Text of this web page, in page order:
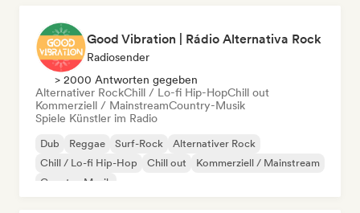
Good Vibration | Rádio Alternativa Rock
Radiosender
> 2000 Antworten gegeben
Alternativer RockChill / Lo-fi Hip-HopChill out
Kommerziell / MainstreamCountry-Musik
Spiele Künstler im Radio
Dub Reggae Surf-Rock
Alternativer Rock
Chill / Lo-fi Hip-Hop
Chill out
Kommerziell / Mainstream
Country-Musik